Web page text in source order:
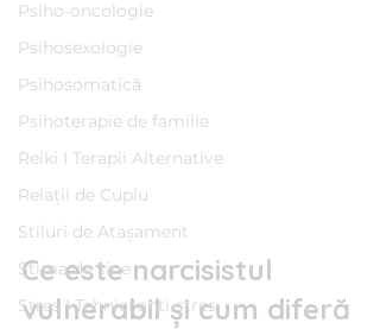
Psiho-oncologie
Psihosexologie
Psihosomatică
Psihoterapie de familie
Reiki I Terapii Alternative
Relații de Cuplu
Stiluri de Atașament
Stima de sine
Stres I Tehnici anti-stres
Ce este narcisistul
vulnerabil și cum diferă